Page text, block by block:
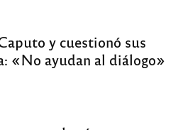
y cuestionó sus
«No ayudan al diálogo»